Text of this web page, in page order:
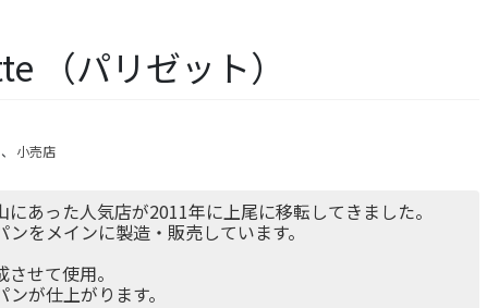
（パリゼット）
、 小売店
あった人気店が2011年に上尾に移転してきました。
をメインに製造・販売しています。
せて使用。
が仕上がります。